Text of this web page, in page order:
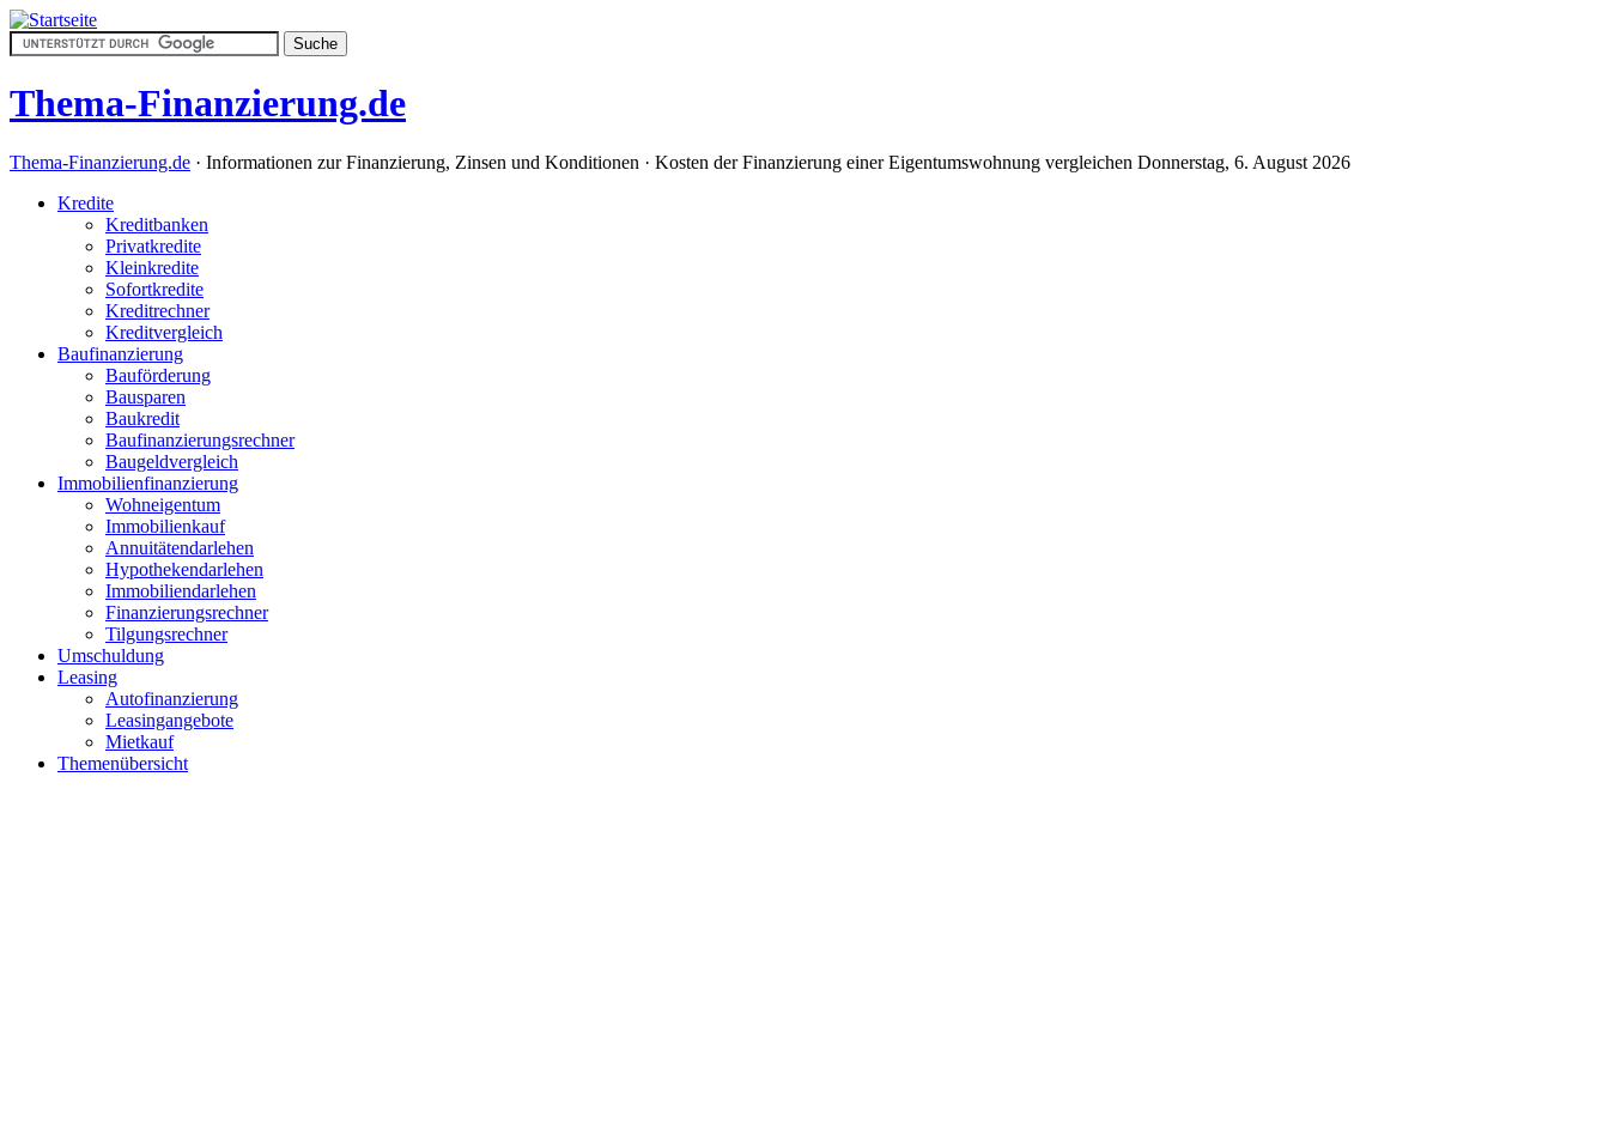
Thema-Finanzierung.de
Thema-Finanzierung.de · Informationen zur Finanzierung, Zinsen und Konditionen · Kosten der Finanzierung einer Eigentumswohnung vergleichen Donnerstag, 6. August 2026
Kredite
Kreditbanken
Privatkredite
Kleinkredite
Sofortkredite
Kreditrechner
Kreditvergleich
Baufinanzierung
Bauförderung
Bausparen
Baukredit
Baufinanzierungsrechner
Baugeldvergleich
Immobilienfinanzierung
Wohneigentum
Immobilienkauf
Annuitätendarlehen
Hypothekendarlehen
Immobiliendarlehen
Finanzierungsrechner
Tilgungsrechner
Umschuldung
Leasing
Autofinanzierung
Leasingangebote
Mietkauf
Themenübersicht